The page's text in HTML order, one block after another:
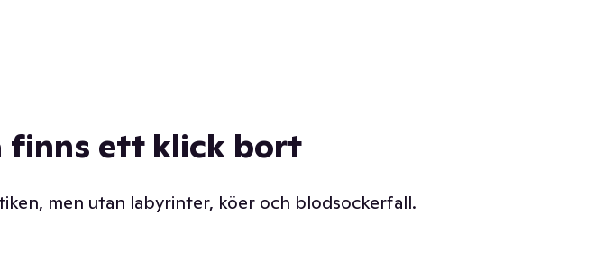
finns ett klick bort
men utan labyrinter, köer och blodsockerfall.